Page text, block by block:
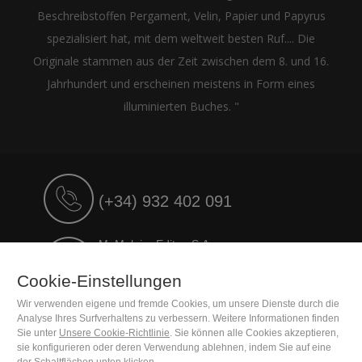
Beschreibstoffen Pergament, Velin, Papier und Papyrus
spezialisiert hat, mit dem weltweit besten Ruf.... Die
Originale stammen aus der Zeit zwischen dem 8. und 16.
Jahrhundert und erscheinen meistens in Form eines
illuminierten Buches. "
(+34) 932 402 091
M. Moleiro Editor, S.A.
E08021 Barcelona (Spain)
Cookie-Einstellungen
Wir verwenden eigene und fremde Cookies, um unsere Dienste durch die
Analyse Ihres Surfverhaltens zu verbessern. Weitere Informationen finden
Sie unter Unsere Cookie-Richtlinie. Sie können alle Cookies akzeptieren,
sie konfigurieren oder deren Verwendung ablehnen, indem Sie auf eine